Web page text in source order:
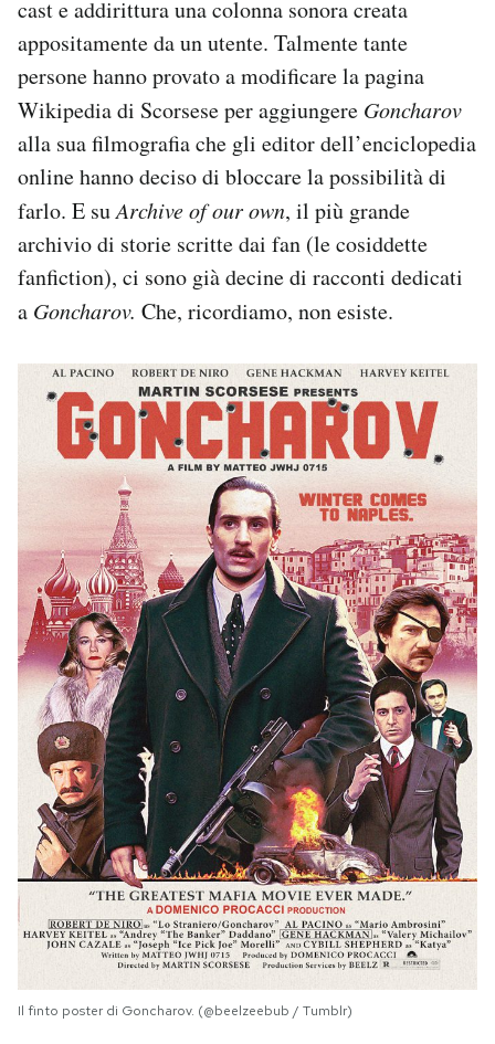
cast e addirittura una colonna sonora creata
appositamente da un utente. Talmente tante
persone hanno provato a modificare la pagina
Wikipedia di Scorsese per aggiungere Goncharov
alla sua filmografia che gli editor dell’enciclopedia
online hanno deciso di bloccare la possibilità di
farlo. E suArchive of our own, il più grande
archivio di storie scritte dai fan (le cosiddette
fanfiction), ci sono già decine di racconti dedicati
a Goncharov. Che, ricordiamo, non esiste.
Il finto poster di Goncharov. (@beelzeebub / Tumblr)